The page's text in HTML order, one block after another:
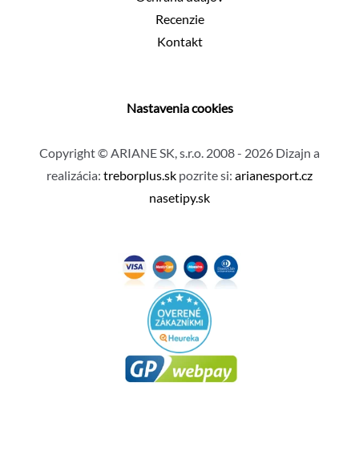
Recenzie
Kontakt
Nastavenia cookies
Copyright © ARIANE SK, s.r.o. 2008 - 2026 Dizajn a
realizácia: treborplus.sk pozrite si: arianesport.cz
nasetipy.sk